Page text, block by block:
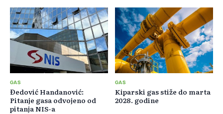
GAS
Đedović Handanović:
Pitanje gasa odvojeno od
pitanja NIS-a
GAS
Kiparski gas stiže do marta
2028. godine